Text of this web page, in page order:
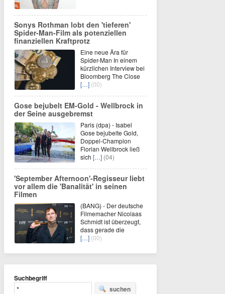
Sonys Rothman lobt den 'tieferen'
Spider-Man-Film als potenziellen
finanziellen Kraftprotz
Eine neue Ära für
Spider-Man In einem
kürzlichen Interview bei
Bloomberg The Close
[…] (00)
Gose bejubelt EM-Gold - Wellbrock in
der Seine ausgebremst
Paris (dpa) - Isabel
Gose bejubelte Gold,
Doppel-Champion
Florian Wellbrock ließ
sich […] (04)
'September Afternoon'-Regisseur liebt
vor allem die 'Banalität' in seinen
Filmen
(BANG) - Der deutsche
Filmemacher Nicolaas
Schmidt ist überzeugt,
dass gerade die
[…] (00)
Suchbegriff
suchen